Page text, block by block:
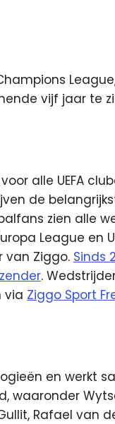
League,
vijf jaar te
alle UEFA
de
zien alle
League en
van Ziggo. Sinds
.
via Ziggo Sport
en werkt
waaronder
Rafael van